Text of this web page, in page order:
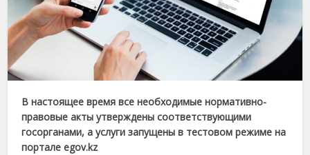
В настоящее время все необходимые нормативно-
правовые акты утверждены соответствующими
госорганами, а услуги запущены в тестовом режиме на
портале egov.kz